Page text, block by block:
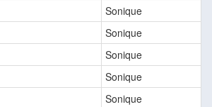
Sonique
Sonique
Sonique
Sonique
Sonique